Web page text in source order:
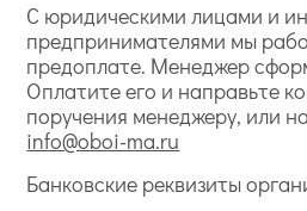
С юридическими лицами и
предпринимателями мы
предоплате. Менеджер
Оплатите его и направьте
поручения менеджеру, или
info@oboi-ma.ru
Банковские реквизиты